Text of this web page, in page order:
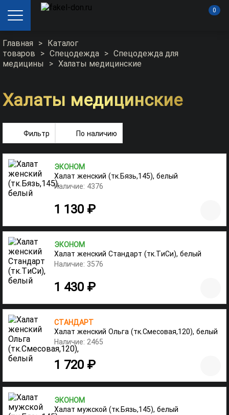
0
Главная > Каталог
товаров
> Спецодежда > Спецодежда для
медицины
> Халаты медицинские
Халаты медицинские
Фильтр По наличию
ЭКОНОМ
Халат женский (тк.Бязь,145), белый
Наличие: 4376
1 130 ₽
ЭКОНОМ
Халат женский Стандарт (тк.ТиСи), белый
Наличие: 3576
1 430 ₽
СТАНДАРТ
Халат женский Ольга (тк.Смесовая,120), белый
Наличие: 2465
1 720 ₽
ЭКОНОМ
Халат мужской (тк.Бязь,145), белый